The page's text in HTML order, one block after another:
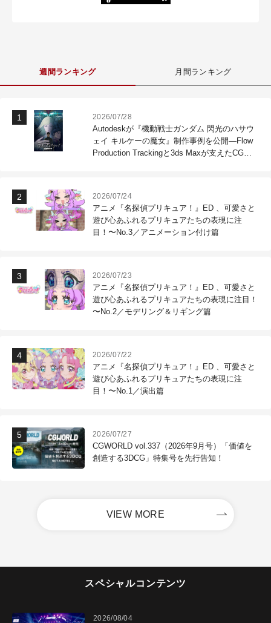
週間ランキング 月間ランキング
2026/07/28
Autodeskが『機動戦士ガンダム 閃光のハサウ
ェイ キルケーの魔女』制作事例を公開―Flow
Production Trackingと3ds Maxが支えたCG制
2026/07/24
アニメ『名探偵プリキュア！』ED 、可愛さと
遊び心あふれるプリキュアたちの表現に注
目！〜No.3／アニメーション付け篇
2026/07/23
アニメ『名探偵プリキュア！』ED 、可愛さと
遊び心あふれるプリキュアたちの表現に注目！
〜No.2／モデリング＆リギング篇
2026/07/22
アニメ『名探偵プリキュア！』ED 、可愛さと
遊び心あふれるプリキュアたちの表現に注
目！〜No.1／演出篇
2026/07/27
CGWORLD vol.337（2026年9月号）「価値を
創造する3DCG」特集号を先行告知！
VIEW MORE
スペシャルコンテンツ
2026/08/04